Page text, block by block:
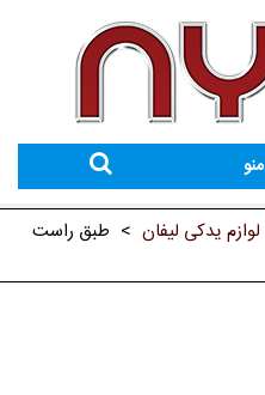
منو
لوازم یدکی لیفان > طبق راست